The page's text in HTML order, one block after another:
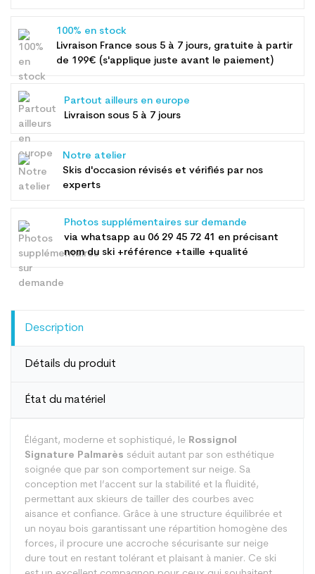
100% en stock
Livraison France sous 5 à 7 jours, gratuite à partir
de 199€ (s'applique juste avant le paiement)
Partout ailleurs en europe
Livraison sous 5 à 7 jours
Notre atelier
Skis d'occasion révisés et vérifiés par nos
experts
Photos supplémentaires sur demande
via whatsapp au 06 29 45 72 41 en précisant
nom du ski +référence +taille +qualité
Description
Détails du produit
État du matériel
Élégant, moderne et sophistiqué, le Rossignol
Signature Palmarès séduit autant par son esthétique
soignée que par son comportement sur neige. Sa
conception met l’accent sur la stabilité et la fluidité,
permettant aux skieurs de tailler des courbes avec
aisance et confiance. Grâce à une structure équilibrée et
un noyau bois garantissant une répartition homogène des
forces, il procure une accroche sécurisante sur neige
dure tout en restant tolérant et plaisant à manier. Ce ski